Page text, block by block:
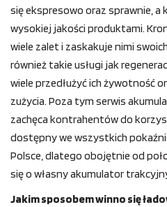
się ekspresowo oraz sprawnie, a
wysokiej jakości produktami.
wiele zalet i zaskakuje nimi
również takie usługi jak
wiele przedłużyć ich żywotność
zużycia. Poza tym serwis
zachęca kontrahentów do
dostępny we wszystkich
Polsce, dlatego obojętnie od
się o własny akumulator
Jakim sposobem winno się